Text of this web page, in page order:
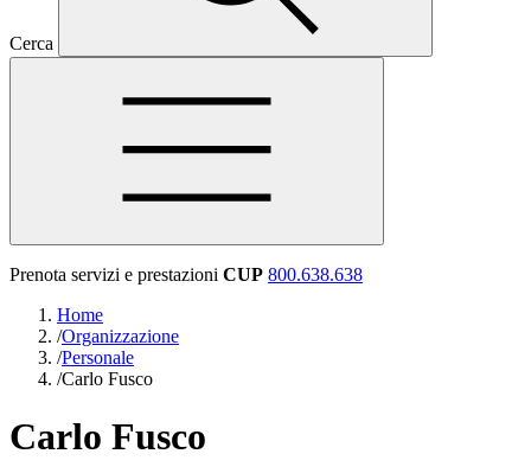
Cerca
Prenota servizi e prestazioni CUP 800.638.638
Home
/Organizzazione
/Personale
/Carlo Fusco
Carlo Fusco